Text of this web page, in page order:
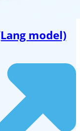
model)